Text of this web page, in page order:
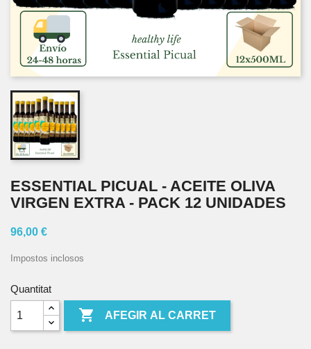
ESSENTIAL PICUAL - ACEITE OLIVA
VIRGEN EXTRA - PACK 12 UNIDADES
96,00 €
Impostos inclosos
Quantitat
 AFEGIR AL CARRET